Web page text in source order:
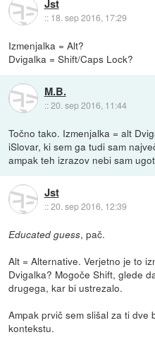
Jst
:: 18. sep 2016, 17:29
Izmenjalka = Alt?
Dvigalka = Shift/Caps Lock?
M.B.
::20. sep 2016, 11:44
Točno tako. Izmenjalka = alt
iSlovar, ki sem ga tudi sam
ampak teh izrazov nebi sam
Jst
::20. sep 2016, 12:39
Educated guess, pač.
Alt = Alternative. Verjetno je to
Dvigalka? Mogoče Shift, glede
drugega, kar bi ustrezalo.
Ampak prvič sem slišal za ti
kontekstu.